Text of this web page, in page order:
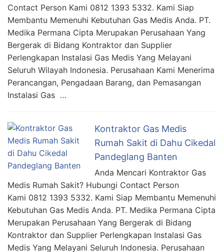
Contact Person Kami 0812 1393 5332. Kami Siap
Membantu Memenuhi Kebutuhan Gas Medis Anda. PT.
Medika Permana Cipta Merupakan Perusahaan Yang
Bergerak di Bidang Kontraktor dan Supplier
Perlengkapan Instalasi Gas Medis Yang Melayani
Seluruh Wilayah Indonesia. Perusahaan Kami Menerima
Perancangan, Pengadaan Barang, dan Pemasangan
Instalasi Gas …
Kontraktor Gas Medis
Rumah Sakit di Dahu Cikedal
Pandeglang Banten
Anda Mencari Kontraktor Gas
Medis Rumah Sakit? Hubungi Contact Person
Kami 0812 1393 5332. Kami Siap Membantu Memenuhi
Kebutuhan Gas Medis Anda. PT. Medika Permana Cipta
Merupakan Perusahaan Yang Bergerak di Bidang
Kontraktor dan Supplier Perlengkapan Instalasi Gas
Medis Yang Melayani Seluruh Indonesia. Perusahaan